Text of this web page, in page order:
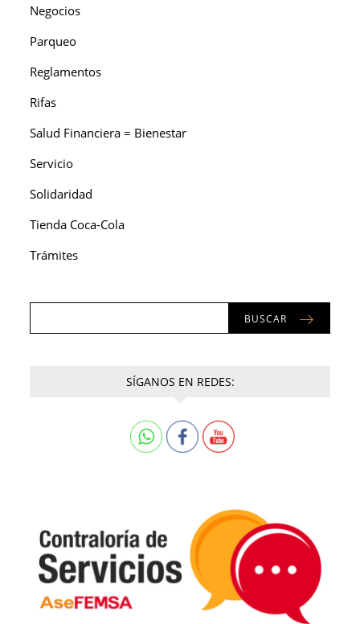
Negocios
Parqueo
Reglamentos
Rifas
Salud Financiera = Bienestar
Servicio
Solidaridad
Tienda Coca-Cola
Trámites
BUSCAR
SÍGANOS EN REDES: